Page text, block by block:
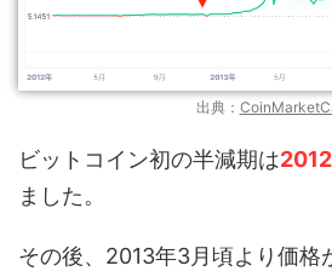
出典：
ビットコイン初の半減期は
ました。
その後、2013年3月頃より価格